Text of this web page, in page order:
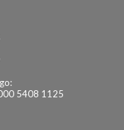
5408 1125